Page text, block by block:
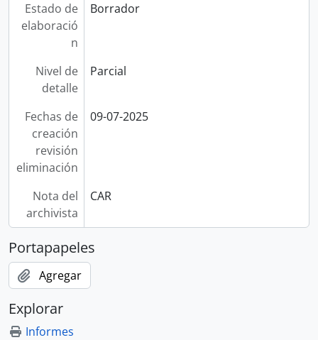
Estado de
elaboració
n
Borrador
Nivel de
detalle
Parcial
Fechas de
creación
revisión
eliminación
09-07-2025
Nota del
archivista
CAR
Portapapeles
Agregar
Explorar
Informes